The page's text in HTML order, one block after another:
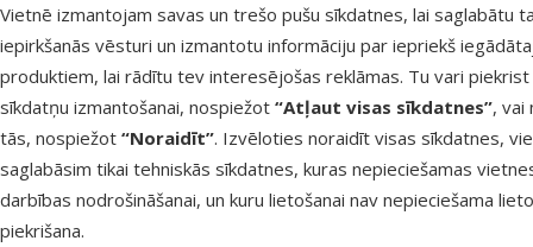
Vietnē izmantojam savas un trešo pušu sīkdatnes, lai saglabātu
iepirkšanās vēsturi un izmantotu informāciju par iepriekš
produktiem, lai rādītu tev interesējošas reklāmas. Tu vari piekrist
sīkdatņu izmantošanai, nospiežot “Atļaut visas sīkdatnes”, vai
tās, nospiežot “Noraidīt”. Izvēloties noraidīt visas sīkdatnes,
saglabāsim tikai tehniskās sīkdatnes, kuras nepieciešamas
darbības nodrošināšanai, un kuru lietošanai nav nepieciešama
piekrišana.
Suņa lielums
Mazs
1
Vidējs
1
Liels